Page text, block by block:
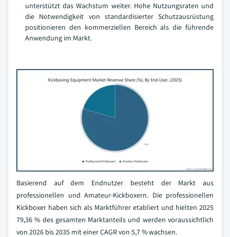
unterstützt das Wachstum weiter. Hohe Nutzungsraten und
die Notwendigkeit von standardisierter Schutzausrüstung
positionieren den kommerziellen Bereich als die führende
Anwendung im Markt.
Basierend auf dem Endnutzer besteht der Markt aus
professionellen und Amateur-Kickboxern. Die professionellen
Kickboxer haben sich als Marktführer etabliert und hielten 2025
79,36 % des gesamten Marktanteils und werden voraussichtlich
von 2026 bis 2035 mit einer CAGR von 5,7 % wachsen.